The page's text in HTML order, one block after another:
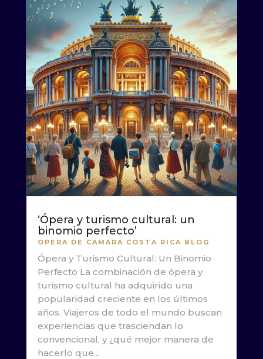
‘Ópera y turismo cultural: un
binomio perfecto’
OPERA DE CAMARA COSTA RICA BLOG
Ópera y Turismo Cultural: Un Binomio
Perfecto La combinación de ópera y
turismo cultural ha adquirido una
popularidad creciente en los últimos
años. Viajeros de todo el mundo buscan
experiencias que trasciendan lo
convencional, y ¿qué mejor manera de
hacerlo que...